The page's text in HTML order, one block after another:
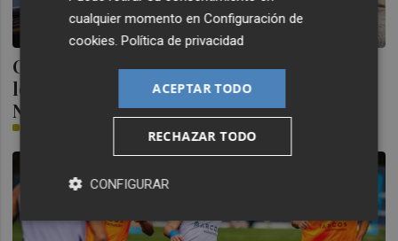
Comienza la llegada de los pilares sobre
los que se asentará la gran cubierta del
Nou Mestalla
cualquier momento enConfiguración de
cookies.Política de privacidad
ACEPTAR TODO
RECHAZAR TODO
CONFIGURAR